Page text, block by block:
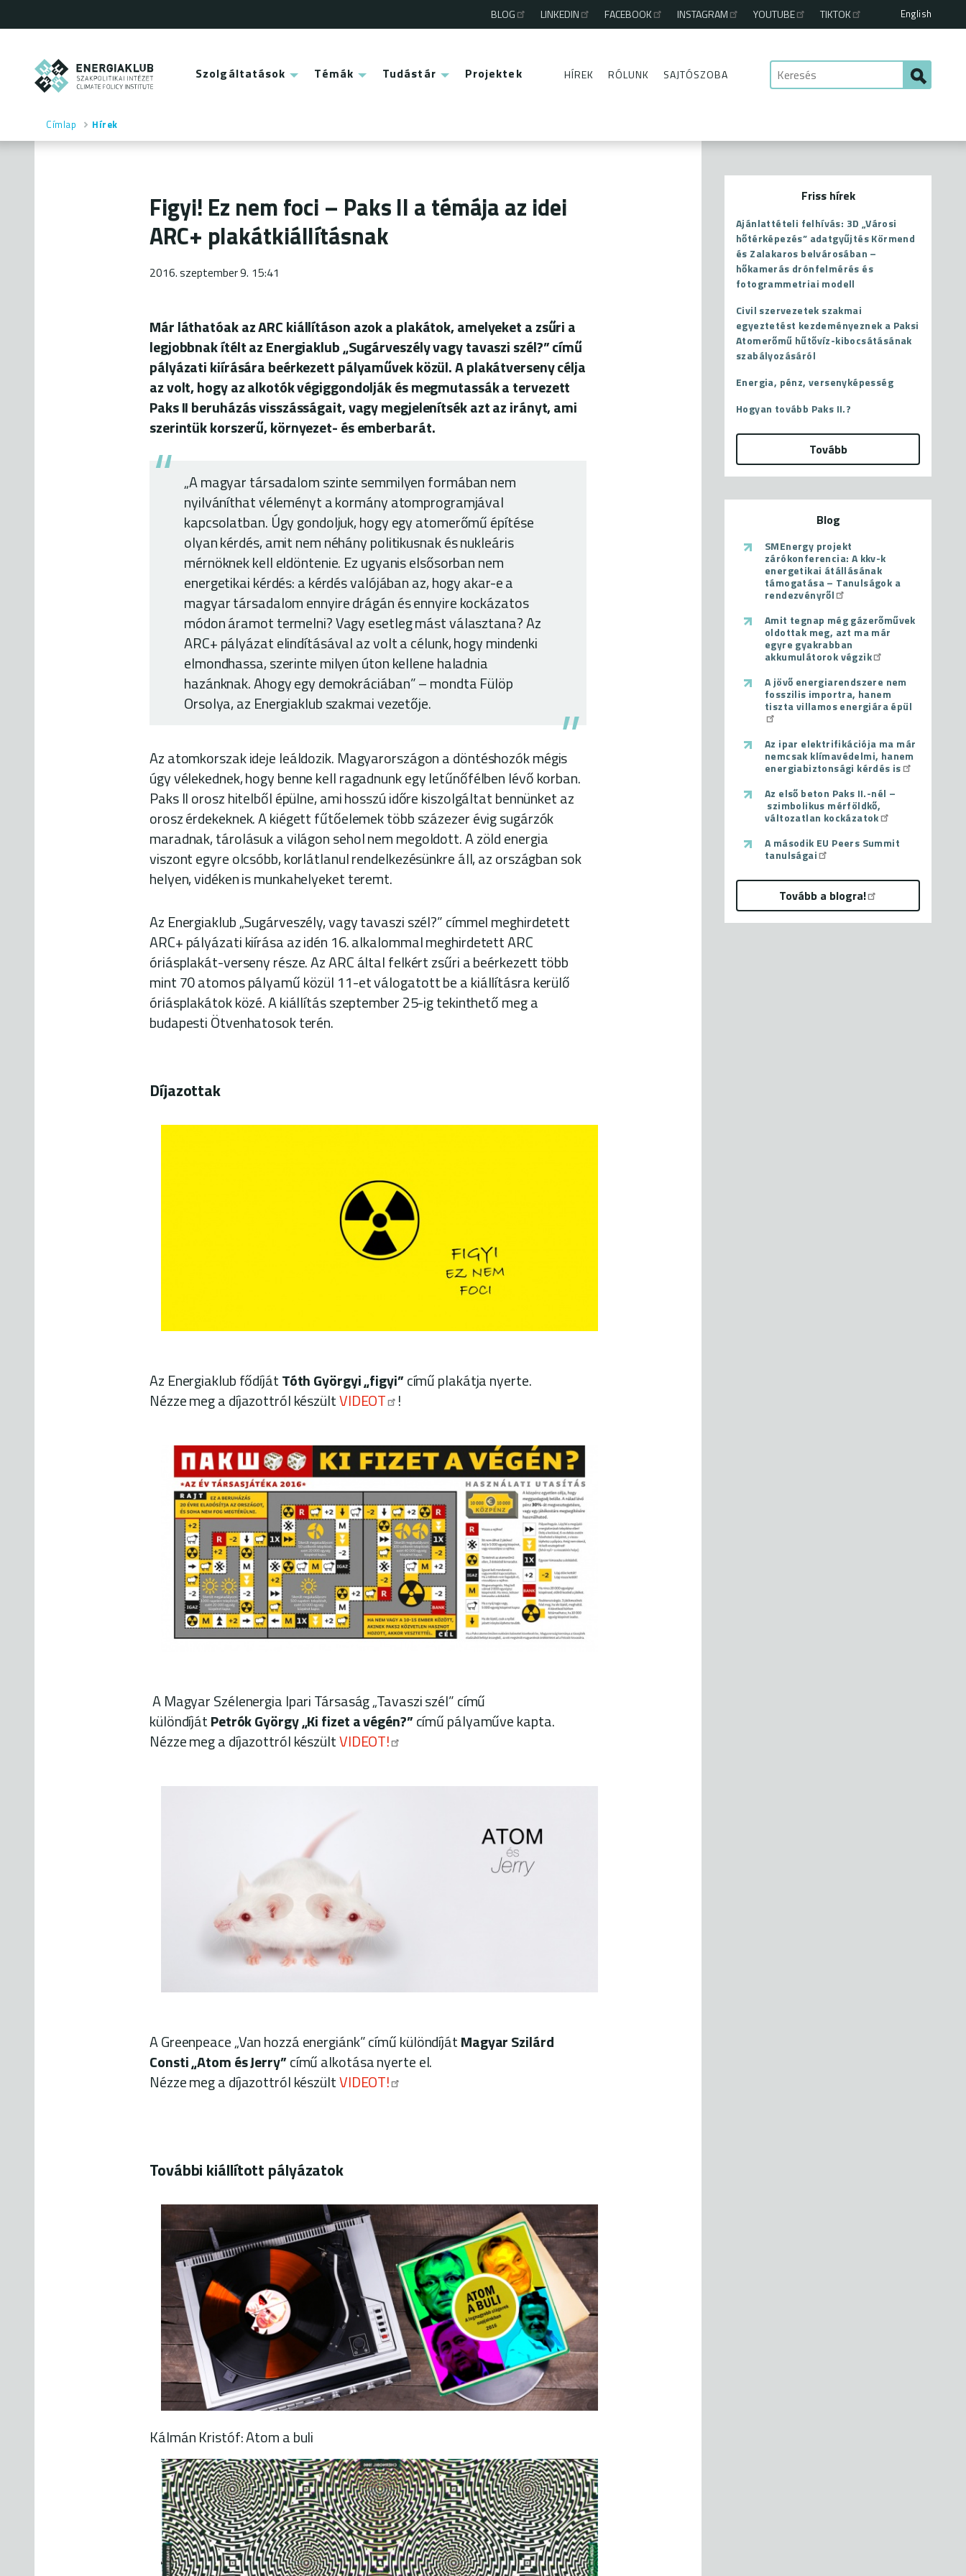
a
ENERGIAKLUB
English
Main
menu
Szolgáltatások Témák Tudástár Projektek HÍREK RÓLUNK SAJTÓSZOBA
Third
BLOG LINKEDIN FACEBOOK INSTAGRAM YOUTUBE TIKTOK
Morzsa
Címlap Hírek
Figyi! Ez nem foci – Paks II a témája az idei
ARC+ plakátkiállításnak
2016. szeptember 9. 15:41
Már láthatóak az ARC kiállításon azok a plakátok, amelyeket a zsűri a
legjobbnak ítélt az Energiaklub „Sugárveszély vagy tavaszi szél?” című
pályázati kiírására beérkezett pályaművek közül. A plakátverseny célja
az volt, hogy az alkotók végiggondolják és megmutassák a tervezett
Paks II beruházás visszásságait, vagy megjelenítsék azt az irányt, ami
szerintük korszerű, környezet- és emberbarát.
„A magyar társadalom szinte semmilyen formában nem
nyilváníthat véleményt a kormány atomprogramjával
kapcsolatban. Úgy gondoljuk, hogy egy atomerőmű építése
olyan kérdés, amit nem néhány politikusnak és nukleáris
mérnöknek kell eldöntenie. Ez ugyanis elsősorban nem
energetikai kérdés: a kérdés valójában az, hogy akar-e a
magyar társadalom ennyire drágán és ennyire kockázatos
módon áramot termelni? Vagy esetleg mást választana? Az
ARC+ pályázat elindításával az volt a célunk, hogy mindenki
elmondhassa, szerinte milyen úton kellene haladnia
hazánknak. Ahogy egy demokráciában” – mondta Fülöp
Orsolya, az Energiaklub szakmai vezetője.
Az atomkorszak ideje leáldozik. Magyarországon a döntéshozók mégis
úgy vélekednek, hogy benne kell ragadnunk egy letűnőfélben lévő korban.
Paks II orosz hitelből épülne, ami hosszú időre kiszolgáltat bennünket az
orosz érdekeknek. A kiégett fűtőelemek több százezer évig sugárzók
maradnak, tárolásuk a világon sehol nem megoldott. A zöld energia
viszont egyre olcsóbb, korlátlanul rendelkezésünkre áll, az országban sok
helyen, vidéken is munkahelyeket teremt.
Az Energiaklub „Sugárveszély, vagy tavaszi szél?” címmel meghirdetett
ARC+ pályázati kiírása az idén 16. alkalommal meghirdetett ARC
óriásplakát-verseny része. Az ARC által felkért zsűri a beérkezett több
mint 70 atomos pályamű közül 11-et válogatott be a kiállításra kerülő
óriásplakátok közé. A kiállítás szeptember 25-ig tekinthető meg a
budapesti Ötvenhatosok terén.
Díjazottak
Az Energiaklub fődíjátTóth Györgyi „figyi”című plakátja nyerte.
Nézze meg a díjazottról készültVIDEOT !
A Magyar Szélenergia Ipari Társaság „Tavaszi szél” című
különdíjátPetrók György „Ki fizet a végén?”című pályaműve kapta.
Nézze meg a díjazottról készültVIDEOT!
A Greenpeace „Van hozzá energiánk” című különdíjátMagyar Szilárd
Consti „Atom és Jerry”című alkotása nyerte el.
Nézze meg a díjazottról készültVIDEOT!
További kiállított pályázatok
Kálmán Kristóf: Atom a buli
Friss hírek
Ajánlattételi felhívás: 3D „Városi
hőtérképezés” adatgyűjtés Körmend
és Zalakaros belvárosában –
hőkamerás drónfelmérés és
fotogrammetriai modell
Civil szervezetek szakmai
egyeztetést kezdeményeznek a Paksi
Atomerőmű hűtővíz-kibocsátásának
szabályozásáról
Energia, pénz, versenyképesség
Hogyan tovább Paks II.?
Tovább
Blog
SMEnergy projekt
zárókonferencia: A kkv-k
energetikai átállásának
támogatása – Tanulságok a
rendezvényről
Amit tegnap még gázerőművek
oldottak meg, azt ma már
egyre gyakrabban
akkumulátorok végzik
A jövő energiarendszere nem
fosszilis importra, hanem
tiszta villamos energiára épül
Az ipar elektrifikációja ma már
nemcsak klímavédelmi, hanem
energiabiztonsági kérdés is
Az első beton Paks II.-nél –
szimbolikus mérföldkő,
változatlan kockázatok
A második EU Peers Summit
tanulságai
Tovább a blogra!